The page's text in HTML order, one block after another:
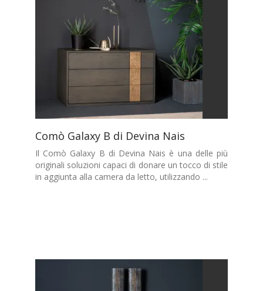
Comò Galaxy B di Devina Nais
Il Comò Galaxy B di Devina Nais è una delle più
originali soluzioni capaci di donare un tocco di stile
in aggiunta alla camera da letto, utilizzando ...